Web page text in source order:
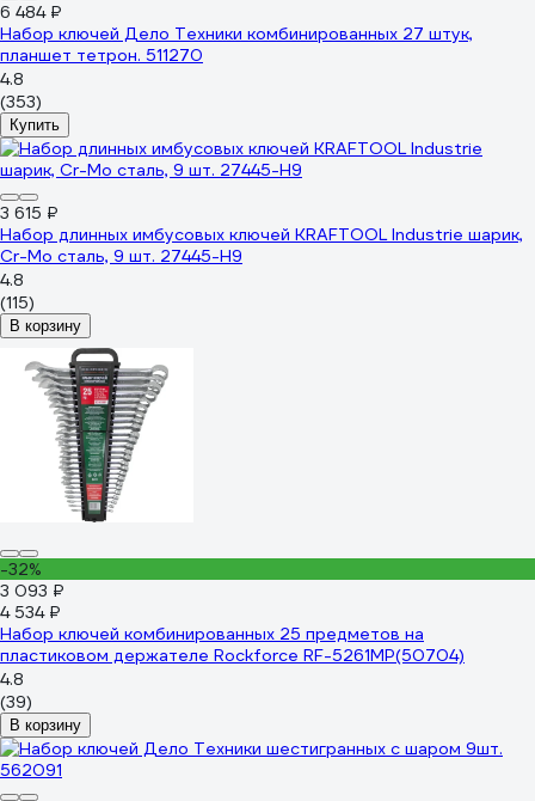
6 484 ₽
Набор ключей Дело Техники комбинированных 27 штук,
планшет тетрон. 511270
4.8
(353)
Купить
3 615 ₽
Набор длинных имбусовых ключей KRAFTOOL Industrie шарик,
Cr-Mo сталь, 9 шт. 27445-H9
4.8
(115)
В корзину
-32%
3 093 ₽
4 534 ₽
Набор ключей комбинированных 25 предметов на
пластиковом держателе Rockforce RF-5261MP(50704)
4.8
(39)
В корзину